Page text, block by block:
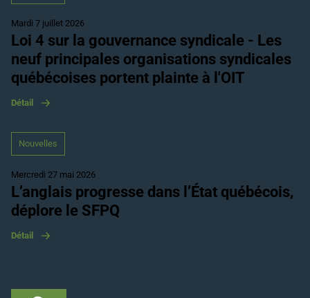
Mardi 7 juillet 2026
Loi 4 sur la gouvernance syndicale - Les
neuf principales organisations syndicales
québécoises portent plainte à l'OIT
Détail
Nouvelles
Mercredi 27 mai 2026
L’anglais progresse dans l’État québécois,
déplore le SFPQ
Détail